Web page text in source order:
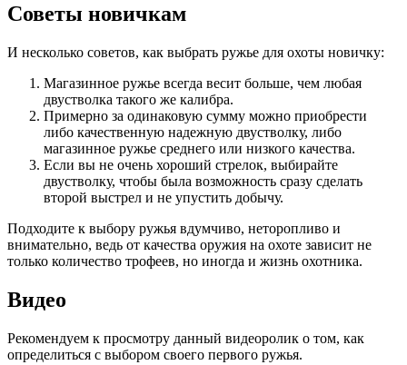
Советы новичкам
И несколько советов, как выбрать ружье для охоты новичку:
Магазинное ружье всегда весит больше, чем любая
двустволка такого же калибра.
Примерно за одинаковую сумму можно приобрести
либо качественную надежную двустволку, либо
магазинное ружье среднего или низкого качества.
Если вы не очень хороший стрелок, выбирайте
двустволку, чтобы была возможность сразу сделать
второй выстрел и не упустить добычу.
Подходите к выбору ружья вдумчиво, неторопливо и
внимательно, ведь от качества оружия на охоте зависит не
только количество трофеев, но иногда и жизнь охотника.
Видео
Рекомендуем к просмотру данный видеоролик о том, как
определиться с выбором своего первого ружья.